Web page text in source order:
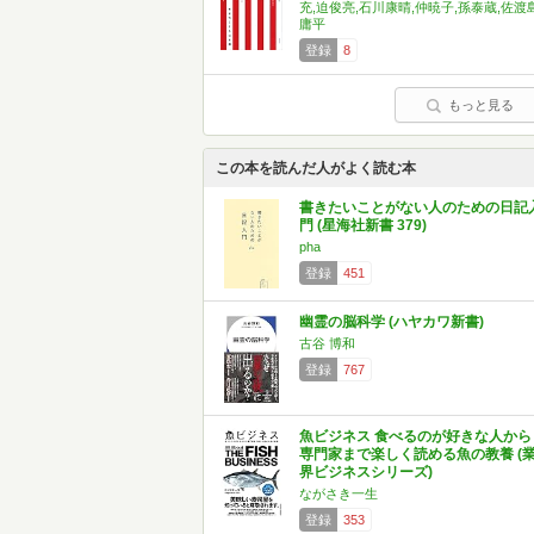
充,迫俊亮,石川康晴,仲暁子,孫泰蔵,佐渡
庸平
登録
8
もっと見る
この本を読んだ人がよく読む本
書きたいことがない人のための日記
門 (星海社新書 379)
pha
登録
451
幽霊の脳科学 (ハヤカワ新書)
古谷 博和
登録
767
魚ビジネス 食べるのが好きな人から
専門家まで楽しく読める魚の教養 (
界ビジネスシリーズ)
ながさき一生
登録
353